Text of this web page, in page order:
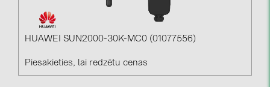
HUAWEI SUN2000-30K-MC0 (01077556)
Piesakieties, lai redzētu cenas